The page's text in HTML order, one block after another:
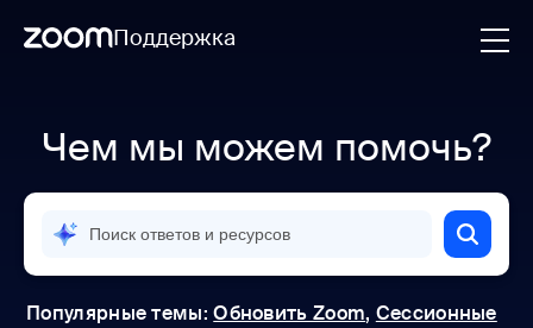
content
Поддержка
Zoom |
Справочный
Чем мы можем помочь?
Популярные темы:Обновить Zoom, Сессионные